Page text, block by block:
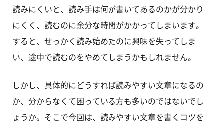
読みにくいと、読み手は何が書いてあるのかが分かり
にくく、読むのに余分な時間がかかってしまいます。
すると、せっかく読み始めたのに興味を失ってしま
い、途中で読むのをやめてしまうかもしれません。
しかし、具体的にどうすれば読みやすい文章になるの
か、分からなくて困っている方も多いのではないでし
ょうか。そこで今回は、読みやすい文章を書くコツを